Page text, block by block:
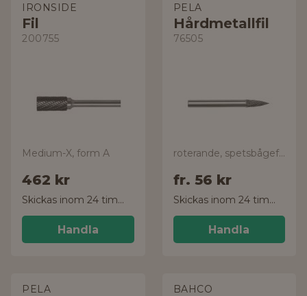
IRONSIDE
Fil
200755
Medium-X, form A
462 kr
Skickas inom 24 timmar!
Handla
PELA
Hårdmetallfil
76505
roterande, spetsbågeformad
fr. 56 kr
Skickas inom 24 timmar!
Handla
PELA BAHCO